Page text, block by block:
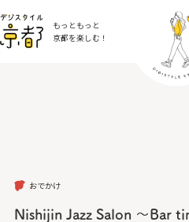
もっともっと
京都を楽しむ！
おでかけ
Nishijin Jazz Salon ～Bar